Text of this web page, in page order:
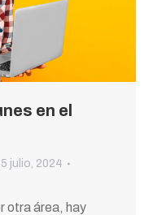
en el
julio, 2024
otra área, hay